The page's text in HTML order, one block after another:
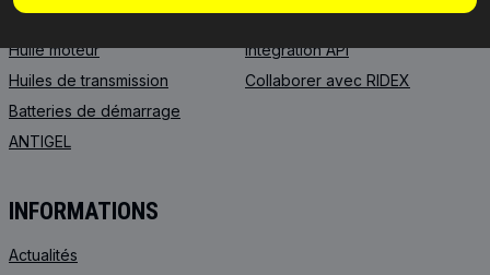
RIDEX REMAN
Huile moteur
Huiles de transmission
Batteries de démarrage
ANTIGEL
FAQ
Intégration API
Collaborer avec RIDEX
INFORMATIONS
Actualités